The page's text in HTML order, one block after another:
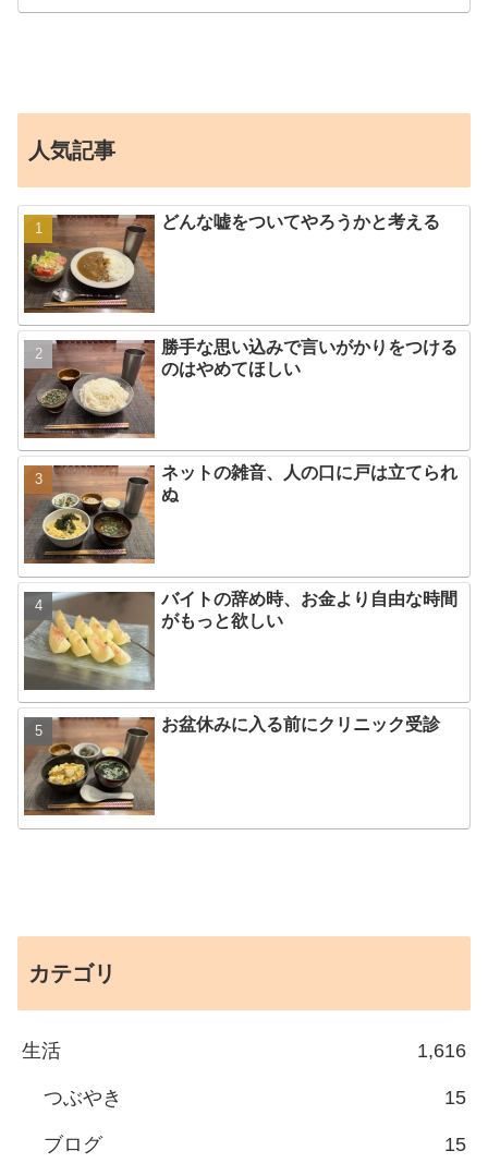
人気記事
どんな嘘をついてやろうかと考える
勝手な思い込みで言いがかりをつける
のはやめてほしい
ネットの雑音、人の口に戸は立てられ
ぬ
バイトの辞め時、お金より自由な時間
がもっと欲しい
お盆休みに入る前にクリニック受診
カテゴリ
生活 1,616
つぶやき 15
ブログ 15